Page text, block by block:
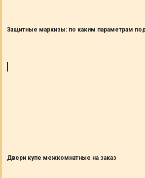
Защитные маркизы: по каким параметрам
Двери купе межкомнатные на заказ